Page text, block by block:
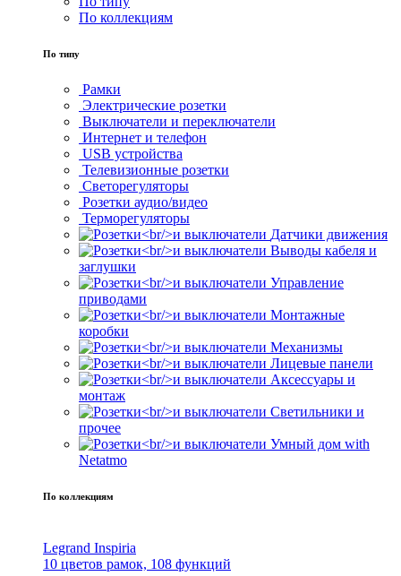
По коллекциям
По типу
Рамки
Электрические розетки
Выключатели и переключатели
Интернет и телефон
USB устройства
Телевизионные розетки
Светорегуляторы
Розетки аудио/видео
Терморегуляторы
Датчики движения
Выводы кабеля и
заглушки
Управление
приводами
Монтажные
коробки
Механизмы
Лицевые панели
Аксессуары и
монтаж
Светильники и
прочее
Умный дом with
Netatmo
По коллекциям
Legrand Inspiria
10 цветов рамок, 108 функций